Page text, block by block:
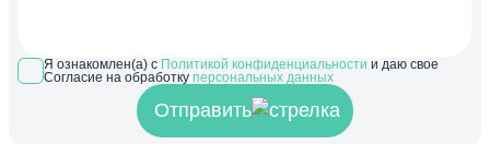
Я ознакомлен(а) с Политикой конфиденциальности и даю свое
Согласие на обработку персональных данных
Отправить